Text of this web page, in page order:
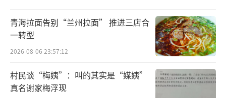
青海拉面告别“兰州拉面” 推进三店合
一转型
2026-08-06 23:57:12
村民谈“梅姨”：叫的其实是“媒姨”
真名谢家梅浮现